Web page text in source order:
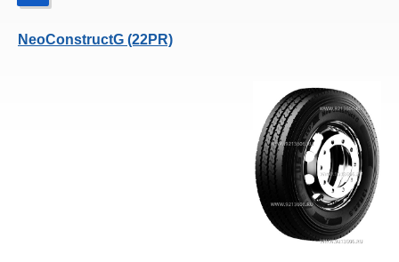
NeoConstructG (22PR)